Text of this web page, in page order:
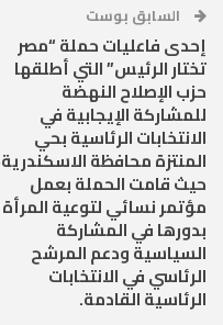
السابق بوست
إحدى فاعليات حملة “مصر
تختار الرئيس” التي أطلقها
حزب الإصلاح النهضة
للمشاركة الإيجابية في
الانتخابات الرئاسية بحي
المنتزة محافظة
حيث قامت الحملة بعمل
مؤتمر نسائي لتوعية المرأة
بدورها في المشاركة
السياسية ودعم المرشح
الرئاسي في الانتخابات
الرئاسية القادمة.